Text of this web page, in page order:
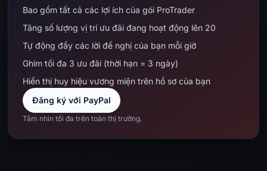
Bao gồm tất cả các lợi ích của gói ProTrader
Tăng số lượng vị trí ưu đãi đang hoạt động lên 20
Tự động đẩy các lời đề nghị của bạn mỗi giờ
Ghim tối đa 3 ưu đãi (thời hạn = 3 ngày)
Hiển thị huy hiệu vương miện trên hồ sơ của bạn
Đăng ký với PayPal
Tầm nhìn tối đa trên toàn thị trường.